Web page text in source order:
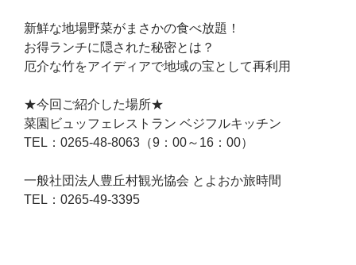
新鮮な地場野菜がまさかの食べ放題！
お得ランチに隠された秘密とは？
厄介な竹をアイディアで地域の宝として再利用
★今回ご紹介した場所★
菜園ビュッフェレストラン ベジフルキッチン
TEL：0265-48-8063（9：00～16：00）
一般社団法人豊丘村観光協会 とよおか旅時間
TEL：0265-49-3395